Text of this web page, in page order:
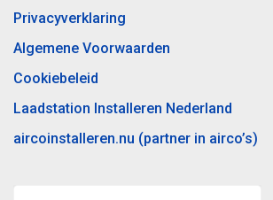
Privacyverklaring
Algemene Voorwaarden
Cookiebeleid
Laadstation Installeren Nederland
aircoinstalleren.nu (partner in airco’s)